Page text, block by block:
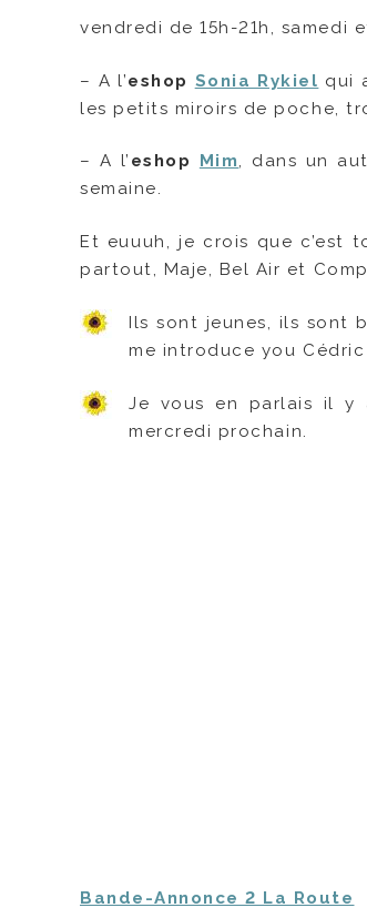
vendredi de 15h-21h, samedi
– A l’eshop Sonia Rykiel qui
les petits miroirs de poche,
– A l’ eshop Mim, dans un
semaine.
Et euuuh, je crois que
partout, Maje, Bel Air et
Ils sont jeunes, ils sont
me introduce you
Je vous en parlais il y
mercredi prochain.
Bande-Annonce 2 La Route